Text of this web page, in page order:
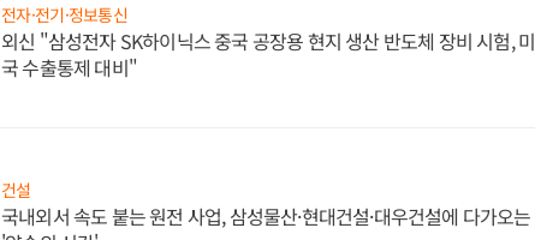
전자·전기·정보통신
외신 "삼성전자 SK하이닉스 중국 공장용 현지 생산 반도체 장비 시험, 미
국 수출통제 대비"
건설
국내외서 속도 붙는 원전 사업, 삼성물산·현대건설·대우건설에 다가오는